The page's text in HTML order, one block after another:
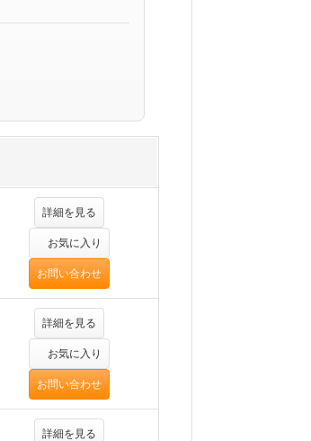
詳細を見る
お気に入り
お問い合わせ
詳細を見る
お気に入り
お問い合わせ
詳細を見る